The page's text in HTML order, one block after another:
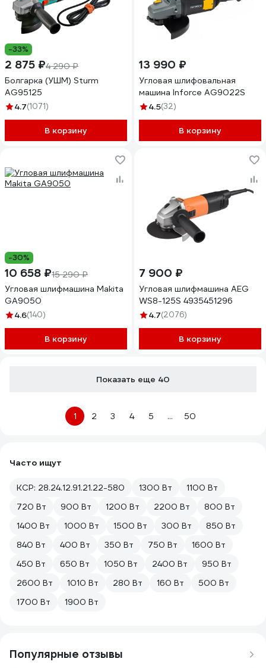
-33%
2 875 ₽4 290 ₽
Болгарка (УШМ) Sturm
AG95125
4.7(1071)
В корзину
13 990 ₽
Угловая шлифовальная
машина Inforce AG9022S
4.5(32)
В корзину
-30%
10 658 ₽15 290 ₽
Угловая шлифмашина Makita
GA9050
4.6(140)
В корзину
7 900 ₽
Угловая шлифмашина AEG
WS8-125S 4935451296
4.7(2076)
В корзину
Показать еще 40
1 2 3 4 5 ... 50
Часто ищут
КСР: 28.24.12.91.21.22-580 1300 Вт
1100 Вт
720 Вт
900 Вт 1200 Вт 2200 Вт
800 Вт
1400 Вт
1000 Вт 1500 Вт 300 Вт
850 Вт
840 Вт
400 Вт 350 Вт 750 Вт
1600 Вт
450 Вт
650 Вт 1050 Вт 2400 Вт
950 Вт
2600 Вт
1010 Вт 280 Вт 160 Вт
500 Вт
1700 Вт
1900 Вт
Популярные отзывы